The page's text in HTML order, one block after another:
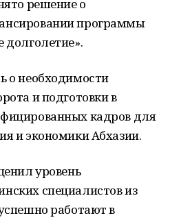
решение о
программы
долголетие».
о необходимости
и подготовки в
кадров для
и экономики Абхазии.
уровень
специалистов из
работают в